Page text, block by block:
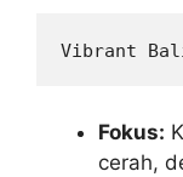
Vibrant
Fokus:
cerah,